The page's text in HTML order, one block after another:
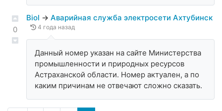
0
Biol → Аварийная служба электросети Ахтубинск
4 года назад
Данный номер указан на сайте Министерства
промышленности и природных ресурсов
Астраханской области. Номер актуален, а по
каким причинам не отвечают сложно сказать.